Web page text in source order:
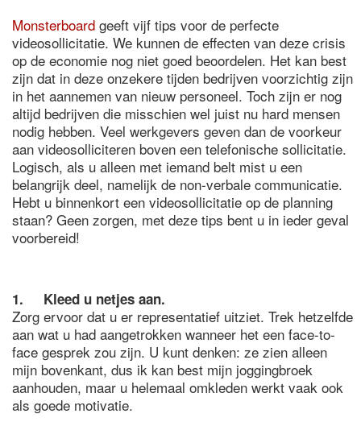
Monsterboard geeft vijf tips voor de perfecte
videosollicitatie. We kunnen de effecten van deze crisis
op de economie nog niet goed beoordelen. Het kan best
zijn dat in deze onzekere tijden bedrijven voorzichtig zijn
in het aannemen van nieuw personeel. Toch zijn er nog
altijd bedrijven die misschien wel juist nu hard mensen
nodig hebben. Veel werkgevers geven dan de voorkeur
aan videosolliciteren boven een telefonische sollicitatie.
Logisch, als u alleen met iemand belt mist u een
belangrijk deel, namelijk de non-verbale communicatie.
Hebt u binnenkort een videosollicitatie op de planning
staan? Geen zorgen, met deze tips bent u in ieder geval
voorbereid!
1. Kleed u netjes aan.
Zorg ervoor dat u er representatief uitziet. Trek hetzelfde
aan wat u had aangetrokken wanneer het een face-to-
face gesprek zou zijn. U kunt denken: ze zien alleen
mijn bovenkant, dus ik kan best mijn joggingbroek
aanhouden, maar u helemaal omkleden werkt vaak ook
als goede motivatie.